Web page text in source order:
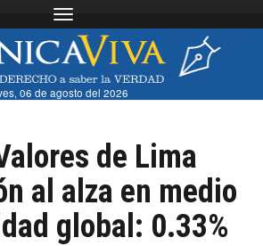
Toggle navigation
06 de agosto del 2026
de Lima
al alza en medio
global: 0.33%